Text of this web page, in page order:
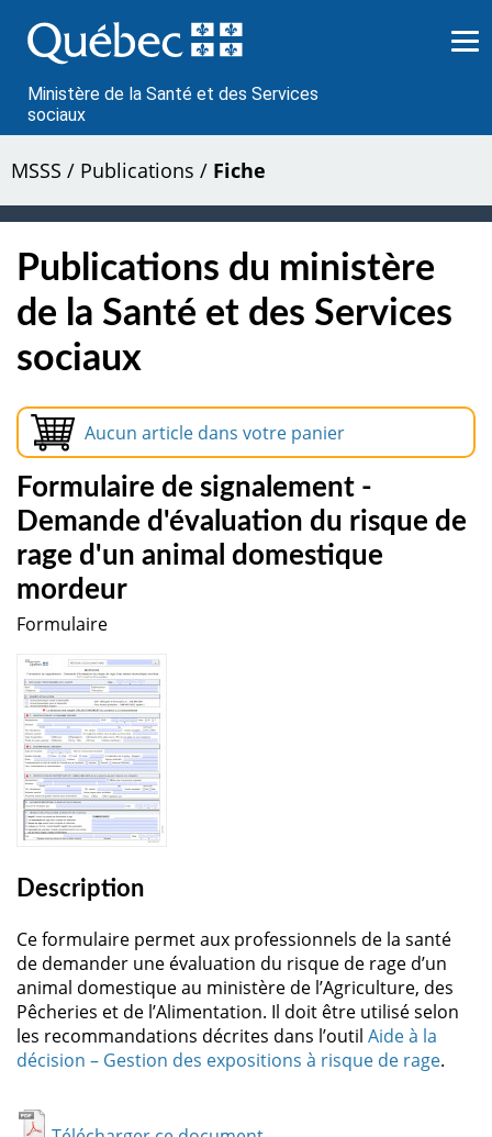
au
contenu
Ministère de la Santé et des Services
sociaux
MSSS / Publications / Fiche
Publications du ministère
de la Santé et des Services
sociaux
Aucun article dans votre panier
Formulaire de signalement -
Demande d'évaluation du risque de
rage d'un animal domestique
mordeur
Formulaire
Description
Ce formulaire permet aux professionnels de la santé
de demander une évaluation du risque de rage d’un
animal domestique au ministère de l’Agriculture, des
Pêcheries et de l’Alimentation. Il doit être utilisé selon
les recommandations décrites dans l’outil Aide à la
décision – Gestion des expositions à risque de rage.